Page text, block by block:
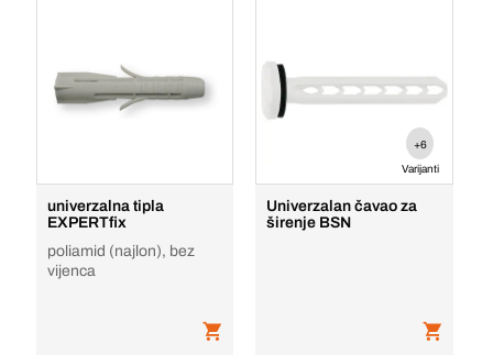
univerzalna tipla
EXPERTfix
poliamid (najlon), bez
vijenca
+6
Varijanti
Univerzalan čavao za
širenje BSN